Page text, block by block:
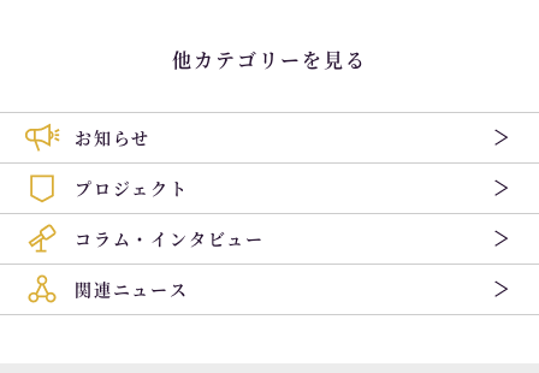
他カテゴリーを見る
お知らせ
プロジェクト
コラム・インタビュー
関連ニュース